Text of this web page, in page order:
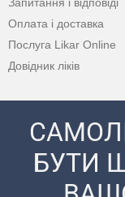
Запитання і відповіді
Оплата і доставка
Послуга Likar Online
Довідник ліків
БУТИ